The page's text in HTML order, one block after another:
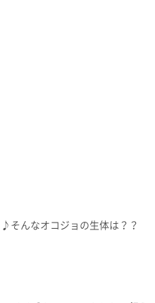
そんなオコジョの生体は？？